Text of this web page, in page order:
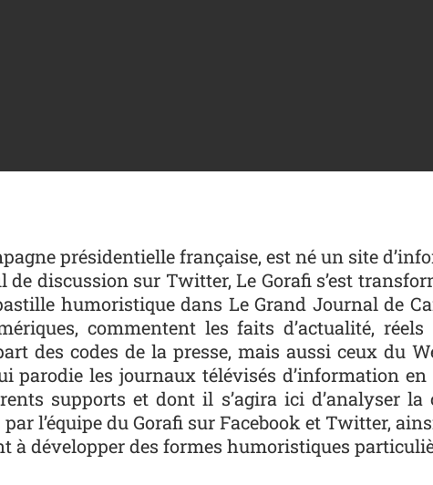
présidentielle française, est né un site
discussion sur Twitter, Le Gorafi s’est
humoristique dans Le Grand Journal de
commentent les faits d’actualité,
des codes de la presse, mais aussi ceux du
parodie les journaux télévisés d’information
supports et dont il s’agira ici d’analyser
l’équipe du Gorafi sur Facebook et Twitter,
à développer des formes humoristiques